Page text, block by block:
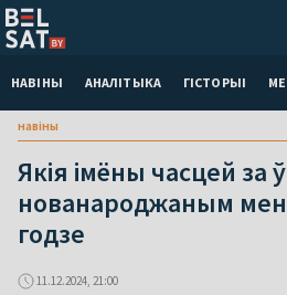
НАВІНЫ АНАЛІТЫКА ГІСТОРЫІ
навіны
Якія імёны часцей за
нованароджаным
годзе
11.12.2024, 21:00